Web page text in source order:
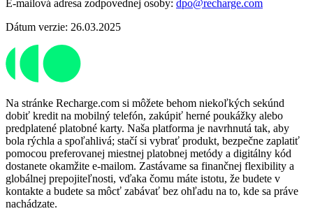
E-mailová adresa zodpovednej osoby: dpo@recharge.com
Dátum verzie: 26.03.2025
Na stránke Recharge.com si môžete behom niekoľkých sekúnd
dobiť kredit na mobilný telefón, zakúpiť herné poukážky alebo
predplatené platobné karty. Naša platforma je navrhnutá tak, aby
bola rýchla a spoľahlivá; stačí si vybrať produkt, bezpečne zaplatiť
pomocou preferovanej miestnej platobnej metódy a digitálny kód
dostanete okamžite e-mailom. Zastávame sa finančnej flexibility a
globálnej prepojiteľnosti, vďaka čomu máte istotu, že budete v
kontakte a budete sa môcť zabávať bez ohľadu na to, kde sa práve
nachádzate.